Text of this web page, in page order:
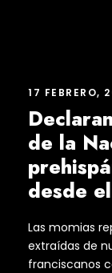
17 FEBRERO,
de la
desde
Las momias
extraídas de
franciscanos